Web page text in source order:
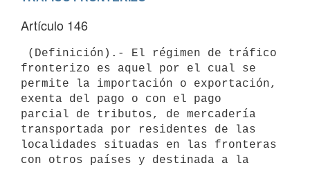
Artículo 146
fronterizo es aquel por el cual se
permite la importación o exportación,
exenta del pago o con el pago
parcial de tributos, de mercadería
transportada por residentes de las
localidades situadas en las fronteras
con otros países y destinada a la